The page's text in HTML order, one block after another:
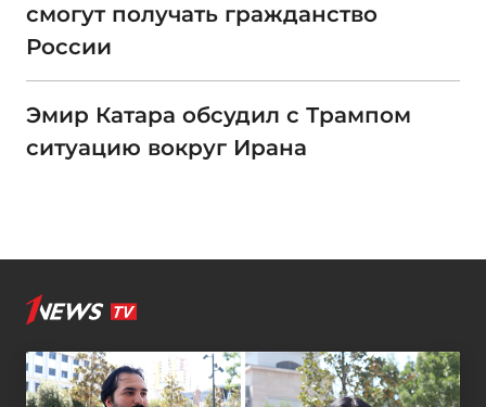
смогут получать гражданство
России
Эмир Катара обсудил с Трампом
ситуацию вокруг Ирана